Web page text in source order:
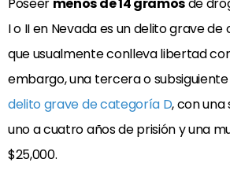
I o II en Nevada es un delito grave de
que usualmente conlleva libertad
embargo, una tercera o
delito grave de categoría D, con
uno a cuatro años de prisión y una
$25,000.